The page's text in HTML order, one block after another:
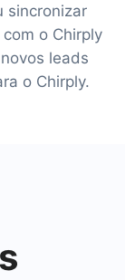
sincronizar
o Chirply
leads
o Chirply.